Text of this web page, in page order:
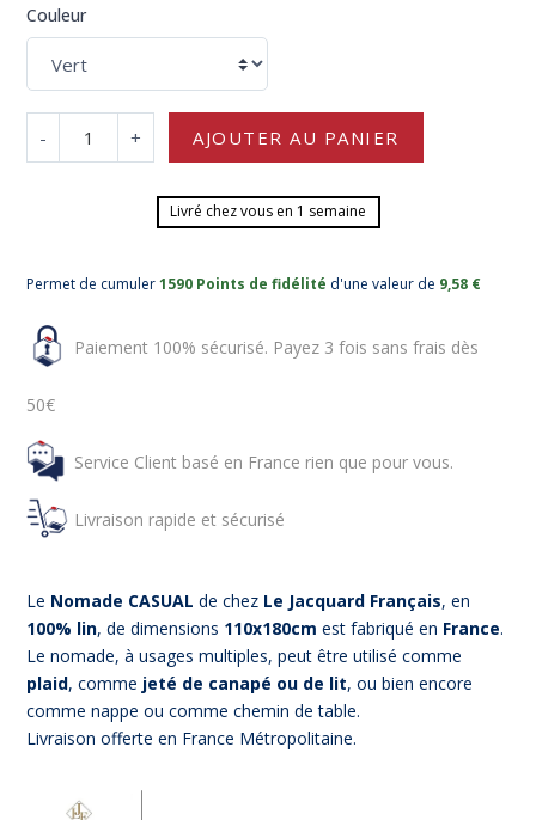
Couleur
- + AJOUTER AU PANIER
Livré chez vous en 1 semaine
Permet de cumuler1590 Points de fidélité d'une valeur de 9,58 €
Paiement 100% sécurisé. Payez 3 fois sans frais dès
50€
Service Client basé en France rien que pour vous.
Livraison rapide et sécurisé
Le Nomade CASUAL de chez Le Jacquard Français, en
100% lin, de dimensions 110x180cm est fabriqué en France.
Le nomade, à usages multiples, peut être utilisé comme
plaid, comme jeté de canapé ou de lit, ou bien encore
comme nappe ou comme chemin de table.
Livraison offerte en France Métropolitaine.